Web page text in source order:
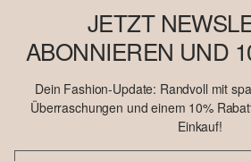
JETZT
ABONNIEREN UND
Dein Fashion-Update: Randvoll mit
Überraschungen und einem 10%
Einkauf!